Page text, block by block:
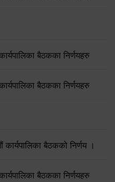
बैठकका निर्णयहरु
बैठकका निर्णयहरु
बैठकको निर्णय ।
बैठकका निर्णयहरु